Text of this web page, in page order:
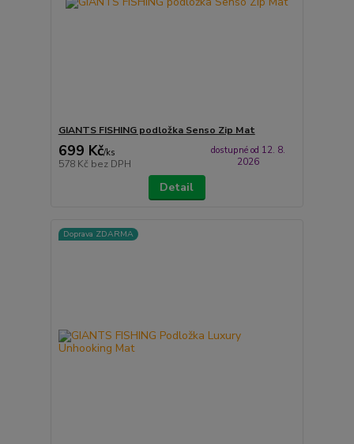
GIANTS FISHING podložka Senso Zip Mat
699 Kč/ks
578 Kč bez DPH
dostupné od 12. 8.
2026
Detail
Doprava ZDARMA